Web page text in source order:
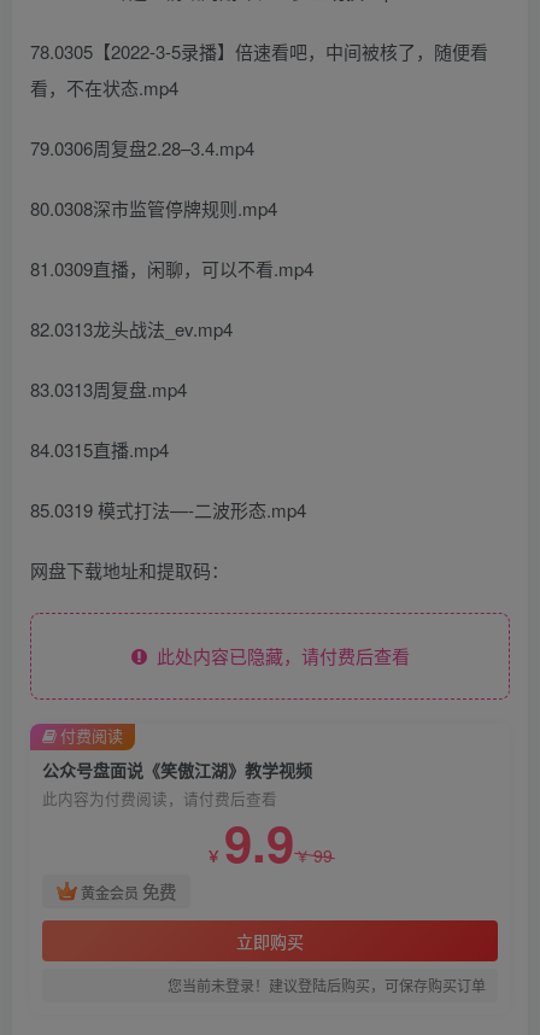
78.0305【2022-3-5录播】倍速看吧，中间被核了，随便看
看，不在状态.mp4
79.0306周复盘2.28–3.4.mp4
80.0308深市监管停牌规则.mp4
81.0309直播，闲聊，可以不看.mp4
82.0313龙头战法_ev.mp4
83.0313周复盘.mp4
84.0315直播.mp4
85.0319 模式打法—-二波形态.mp4
网盘下载地址和提取码：
此处内容已隐藏，请付费后查看
公众号盘面说《笑傲江湖》教学视频
此内容为付费阅读，请付费后查看
￥ 9.9￥99
黄金会员 免费
立即购买
您当前未登录！建议登陆后购买，可保存购买订单
付费阅读